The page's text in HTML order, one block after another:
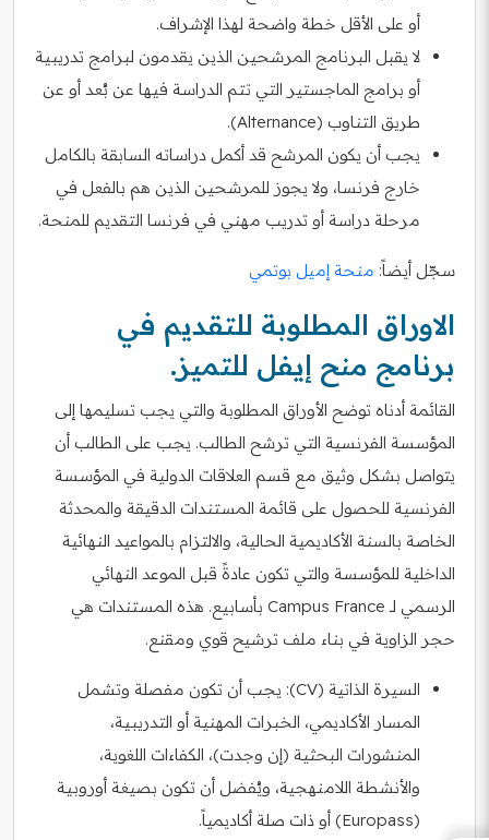
أو على الأقل خطة واضحة لهذا الإشراف.
لا يقبل البرنامج المرشحين الذين يقدمون لبرامج تدريبية
أو برامج الماجستير التي تتم الدراسة فيها عن بُعد أو عن
طريق التناوب (Alternance).
يجب أن يكون المرشح قد أكمل دراساته السابقة بالكامل
خارج فرنسا، ولا يجوز للمرشحين الذين هم بالفعل في
مرحلة دراسة أو تدريب مهني في فرنسا التقديم للمنحة.
سجّل أيضاً: منحة إميل بوتمي
الاوراق المطلوبة للتقديم في
برنامج منح إيفل للتميز.
القائمة أدناه توضح الأوراق المطلوبة والتي يجب تسليمها إلى
المؤسسة الفرنسية التي ترشح الطالب. يجب على الطالب أن
يتواصل بشكل وثيق مع قسم العلاقات الدولية في المؤسسة
الفرنسية للحصول على قائمة المستندات الدقيقة والمحدثة
الخاصة بالسنة الأكاديمية الحالية، والالتزام بالمواعيد النهائية
الداخلية للمؤسسة والتي تكون عادةً قبل الموعد النهائي
الرسمي لـ Campus France بأسابيع. هذه المستندات هي
حجر الزاوية في بناء ملف ترشيح قوي ومقنع.
السيرة الذاتية (CV): يجب أن تكون مفصلة وتشمل
المسار الأكاديمي، الخبرات المهنية أو التدريبية،
المنشورات البحثية (إن وجدت)، الكفاءات اللغوية،
والأنشطة اللامنهجية، ويُفضل أن تكون بصيغة أوروبية
(Europass) أو ذات صلة أكاديمياً.